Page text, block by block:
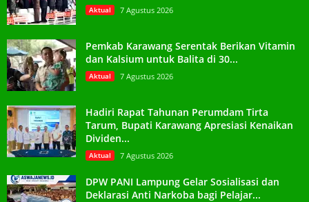
Aktual 7 Agustus 2026
Pemkab Karawang Serentak Berikan Vitamin
dan Kalsium untuk Balita di 30...
Aktual 7 Agustus 2026
Hadiri Rapat Tahunan Perumdam Tirta
Tarum, Bupati Karawang Apresiasi Kenaikan
Dividen...
Aktual 7 Agustus 2026
DPW PANI Lampung Gelar Sosialisasi dan
Deklarasi Anti Narkoba bagi Pelajar...